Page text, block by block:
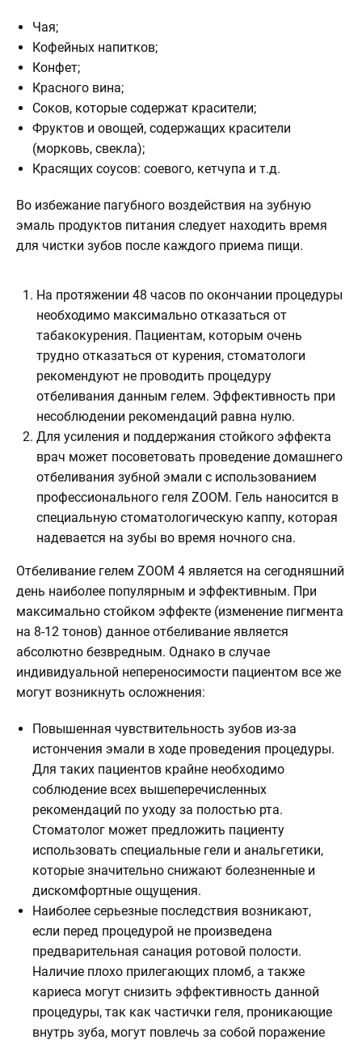
Чая;
Кофейных напитков;
Конфет;
Красного вина;
Соков, которые содержат красители;
Фруктов и овощей, содержащих красители
(морковь, свекла);
Красящих соусов: соевого, кетчупа и т.д.
Во избежание пагубного воздействия на зубную
эмаль продуктов питания следует находить время
для чистки зубов после каждого приема пищи.
На протяжении 48 часов по окончании процедуры
необходимо максимально отказаться от
табакокурения. Пациентам, которым очень
трудно отказаться от курения, стоматологи
рекомендуют не проводить процедуру
отбеливания данным гелем. Эффективность при
несоблюдении рекомендаций равна нулю.
Для усиления и поддержания стойкого эффекта
врач может посоветовать проведение домашнего
отбеливания зубной эмали с использованием
профессионального геля ZOOM. Гель наносится в
специальную стоматологическую каппу, которая
надевается на зубы во время ночного сна.
Отбеливание гелем ZOOM 4 является на сегодняшний
день наиболее популярным и эффективным. При
максимально стойком эффекте (изменение пигмента
на 8-12 тонов) данное отбеливание является
абсолютно безвредным. Однако в случае
индивидуальной непереносимости пациентом все же
могут возникнуть осложнения:
Повышенная чувствительность зубов из-за
истончения эмали в ходе проведения процедуры.
Для таких пациентов крайне необходимо
соблюдение всех вышеперечисленных
рекомендаций по уходу за полостью рта.
Стоматолог может предложить пациенту
использовать специальные гели и анальгетики,
которые значительно снижают болезненные и
дискомфортные ощущения.
Наиболее серьезные последствия возникают,
если перед процедурой не произведена
предварительная санация ротовой полости.
Наличие плохо прилегающих пломб, а также
кариеса могут снизить эффективность данной
процедуры, так как частички геля, проникающие
внутрь зуба, могут повлечь за собой поражение